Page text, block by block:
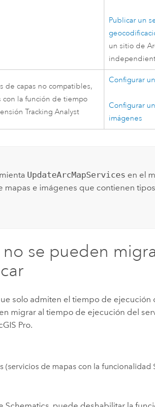
Publicar un
un sitio de
de capas no compatibles,
con la función de tiempo
Tracking Analyst
Configurar
Configurar
imágenes
UpdateArcMapServices en el
mapas e imágenes que contienen
no se pueden
solo admiten el tiempo de
migrar al tiempo de ejecución del
Pro.
(servicios de mapas con la funcionalidad